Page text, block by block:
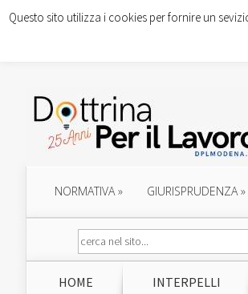
NORMATIVA» GIURISPRUDENZA»
HOME INTERPELLI
Questo sito utilizza i cookies per fornire un